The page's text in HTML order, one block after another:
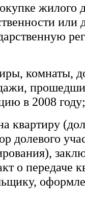
жилого
или
комнаты,
в 2008 году;
квартиру
долевого
о передаче